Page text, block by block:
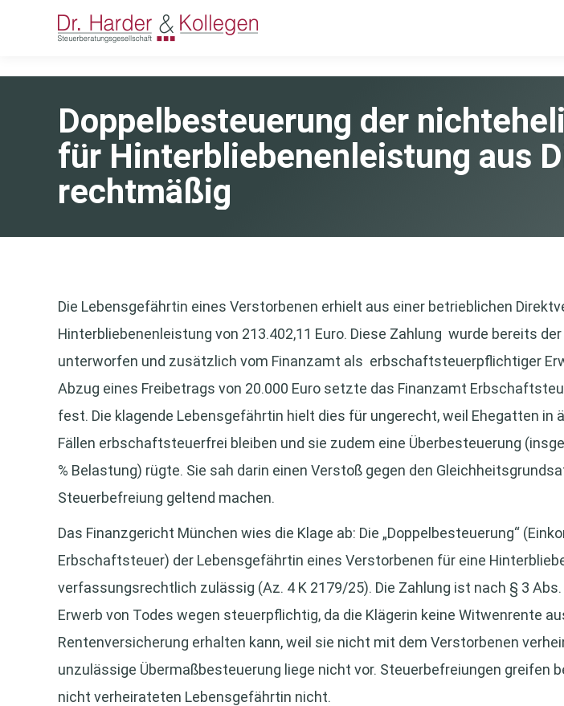
Doppelbesteuerung der
für Hinterbliebenenleistung aus
rechtmäßig
Die Lebensgefährtin eines Verstorbenen erhielt aus einer betrieblichen
Hinterbliebenenleistung von 213.402,11 Euro. Diese Zahlung wurde bereits
unterworfen und zusätzlich vom Finanzamt als erbschaftsteuerpflichtiger
Abzug eines Freibetrags von 20.000 Euro setzte das Finanzamt
fest. Die klagende Lebensgefährtin hielt dies für ungerecht, weil Ehegatten in
Fällen erbschaftsteuerfrei bleiben und sie zudem eine Überbesteuerung
% Belastung) rügte. Sie sah darin einen Verstoß gegen den
Steuerbefreiung geltend machen.
Das Finanzgericht München wies die Klage ab: Die „Doppelbesteuerung“
Erbschaftsteuer) der Lebensgefährtin eines Verstorbenen für eine
verfassungsrechtlich zulässig (Az. 4 K 2179/25). Die Zahlung ist nach § 3 Abs.
Erwerb von Todes wegen steuerpflichtig, da die Klägerin keine Witwenrente
Rentenversicherung erhalten kann, weil sie nicht mit dem Verstorbenen
unzulässige Übermaßbesteuerung liege nicht vor. Steuerbefreiungen greifen
nicht verheirateten Lebensgefährtin nicht.